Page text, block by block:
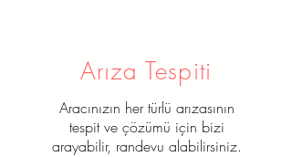
Arıza Tespiti
Aracınızın her türlü arızasının
tespit ve çözümü için bizi
arayabilir, randevu alabilirsiniz.